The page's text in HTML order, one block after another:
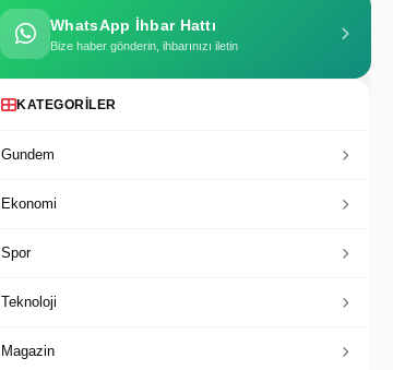
WhatsApp İhbar Hattı
Bize haber gönderin, ihbarınızı iletin
KATEGORILER
Gundem
Ekonomi
Spor
Teknoloji
Magazin